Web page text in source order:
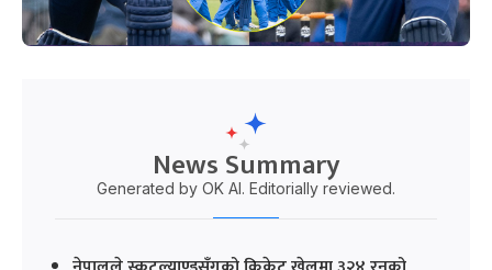
News Summary
Generated by OK AI. Editorially reviewed.